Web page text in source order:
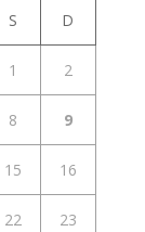
S D
1 2
8 9
15 16
22 23